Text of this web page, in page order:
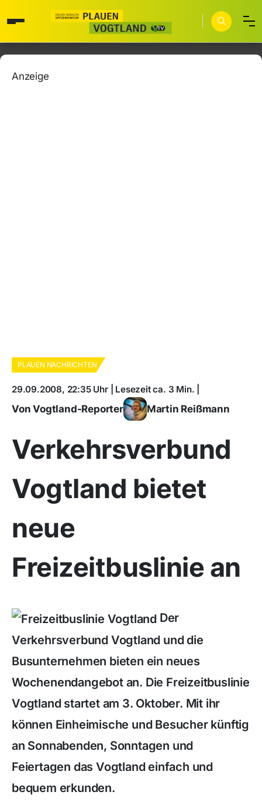
Anzeige
PLAUEN NACHRICHTEN
29.09.2008, 22:35 Uhr | Lesezeit ca. 3 Min. |
Von Vogtland-Reporter Martin Reißmann
Verkehrsverbund
Vogtland bietet
neue
Freizeitbuslinie an
Der
Verkehrsverbund Vogtland und die
Busunternehmen bieten ein neues
Wochenendangebot an. Die Freizeitbuslinie
Vogtland startet am 3. Oktober. Mit ihr
können Einheimische und Besucher künftig
an Sonnabenden, Sonntagen und
Feiertagen das Vogtland einfach und
bequem erkunden.